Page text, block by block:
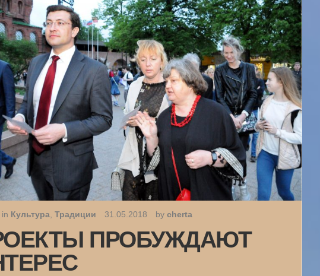
Культура Традиции 31.05.2018 by cherta
ПРОБУЖДАЮТ